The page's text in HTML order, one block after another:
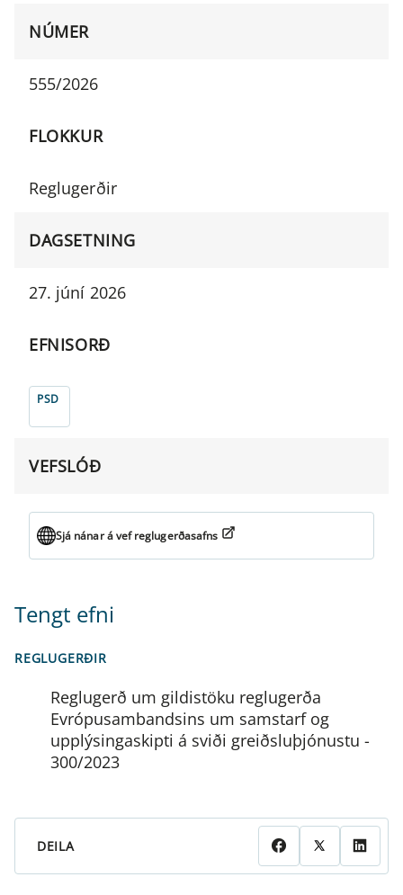
NÚMER
555/2026
FLOKKUR
Reglugerðir
DAGSETNING
27. júní 2026
EFNISORÐ
PSD
VEFSLÓÐ
Sjá nánar á vef reglugerðasafns
Tengt efni
REGLUGERÐIR
Reglugerð um gildistöku reglugerða
Evrópusambandsins um samstarf og
upplýsingaskipti á sviði greiðsluþjónustu -
300/2023
DEILA